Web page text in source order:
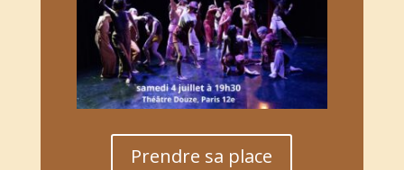
Prendre sa place